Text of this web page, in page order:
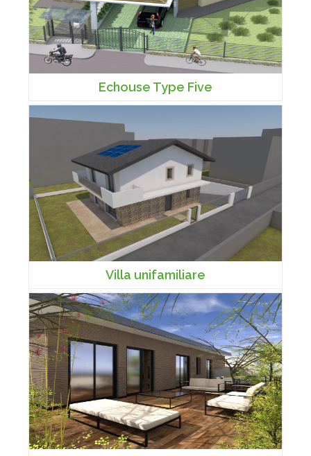
Echouse Type Five
Villa unifamiliare